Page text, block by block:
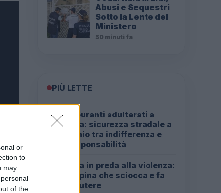
or
to
may
of the
Abusi e Sequestri
Sotto la Lente del
Ministero
50 minuti fa
PIÙ LETTE
1 Carburanti adulterati a
Roma: sicurezza stradale a
rischio tra indifferenza e
irresponsabilità
Roma in preda alla violenza:
la rapina che sciocca e fa
discutere